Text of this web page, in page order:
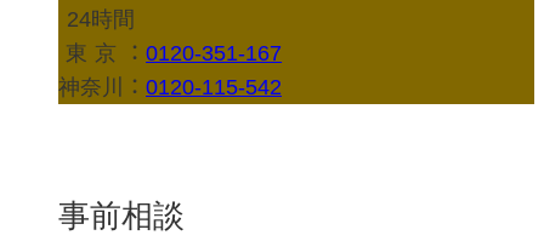
24時間
東京
：0120-351-167
神奈川： 0120-115-542
事前相談